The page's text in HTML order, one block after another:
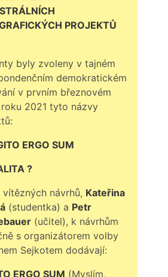
PROJEKTŮ
byly zvoleny v tajném
demokratickém
v prvním březnovém
2021 tyto názvy
ERGO SUM
?
vítězných návrhů, Kateřina
(studentka) a Petr
(učitel), k návrhům
s organizátorem volby
Sejkotem dodávají:
ERGO SUM (Myslím,